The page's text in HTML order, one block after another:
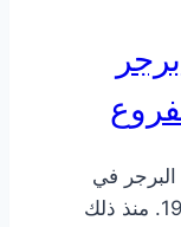
في
السعودية. تأسس المطعم في عام 1985. منذ ذلك